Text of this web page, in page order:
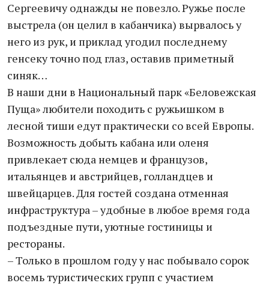
Сергеевичу однажды не повезло. Ружье после
выстрела (он целил в кабанчика) вырвалось у
него из рук, и приклад угодил последнему
генсеку точно под глаз, оставив приметный
синяк…
В наши дни в Национальный парк «Беловежская
Пуща» любители походить с ружьишком в
лесной тиши едут практически со всей Европы.
Возможность добыть кабана или оленя
привлекает сюда немцев и французов,
итальянцев и австрийцев, голландцев и
швейцарцев. Для гостей создана отменная
инфраструктура – удобные в любое время года
подъездные пути, уютные гостиницы и
рестораны.
– Только в прошлом году у нас побывало сорок
восемь туристических групп с участием